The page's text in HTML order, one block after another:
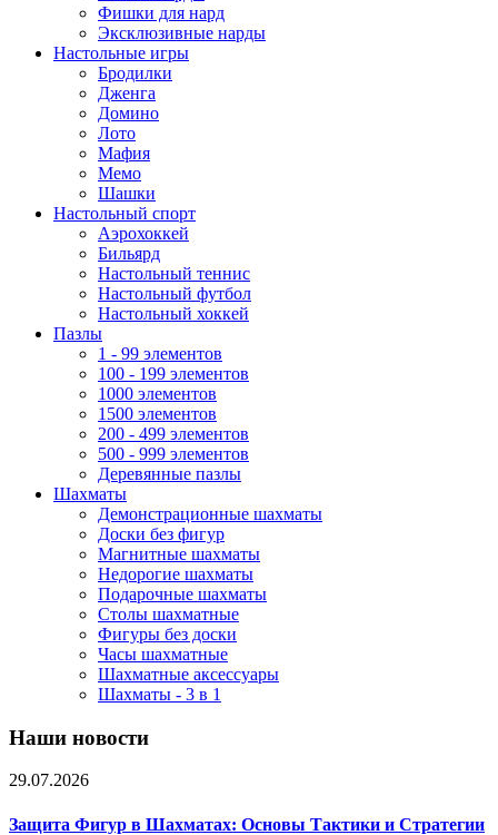
Фишки для нард
Эксклюзивные нарды
Настольные игры
Бродилки
Дженга
Домино
Лото
Мафия
Мемо
Шашки
Настольный спорт
Аэрохоккей
Бильярд
Настольный теннис
Настольный футбол
Настольный хоккей
Пазлы
1 - 99 элементов
100 - 199 элементов
1000 элементов
1500 элементов
200 - 499 элементов
500 - 999 элементов
Деревянные пазлы
Шахматы
Демонстрационные шахматы
Доски без фигур
Магнитные шахматы
Недорогие шахматы
Подарочные шахматы
Столы шахматные
Фигуры без доски
Часы шахматные
Шахматные аксессуары
Шахматы - 3 в 1
Наши новости
29.07.2026
Защита Фигур в Шахматах: Основы Тактики и Стратегии